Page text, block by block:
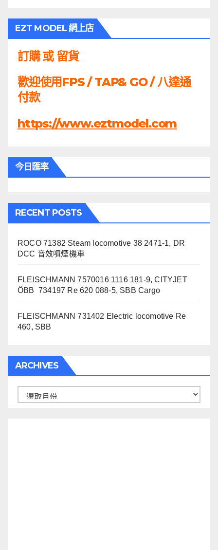
EZT MODEL 網上店
訂購 或 留貨
歡迎使用FPS / TAP& GO / 八達通
付款
https://www.eztmodel.com
今日匯率
RECENT POSTS
ROCO 71382 Steam locomotive 38 2471-1, DR
DCC 音效噴煙機車
FLEISCHMANN 7570016 1116 181-9, CITYJET
ÖBB 734197 Re 620 088-5, SBB Cargo
FLEISCHMANN 731402 Electric locomotive Re
460, SBB
ARCHIVES
Archives